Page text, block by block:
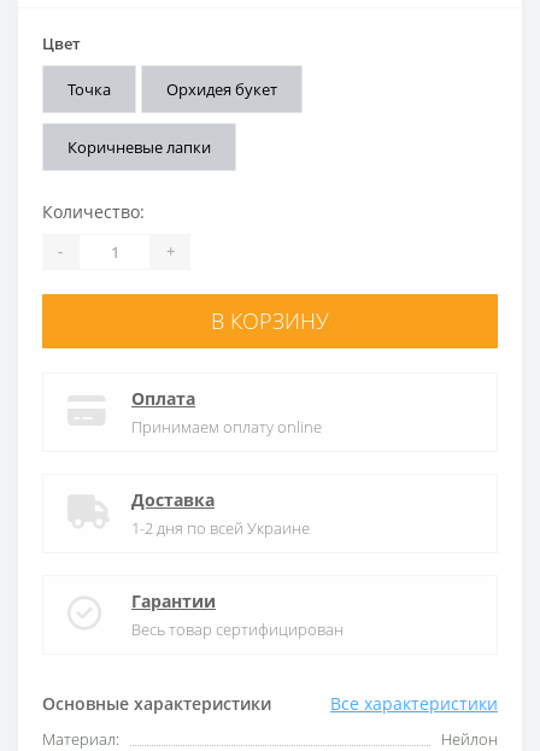
Основные характеристики Все характеристики
Материал:
Нейлон
Цвет
Точка Орхидея букет
Коричневые лапки
Количество:
- +
В КОРЗИНУ
Оплата
Принимаем оплату online
Доставка
1-2 дня по всей Украине
Гарантии
Весь товар сертифицирован